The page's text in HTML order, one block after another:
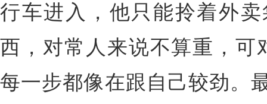
行车进入，他只能拎着外
西，对常人来说不算重，可
每一步都像在跟自己较劲。